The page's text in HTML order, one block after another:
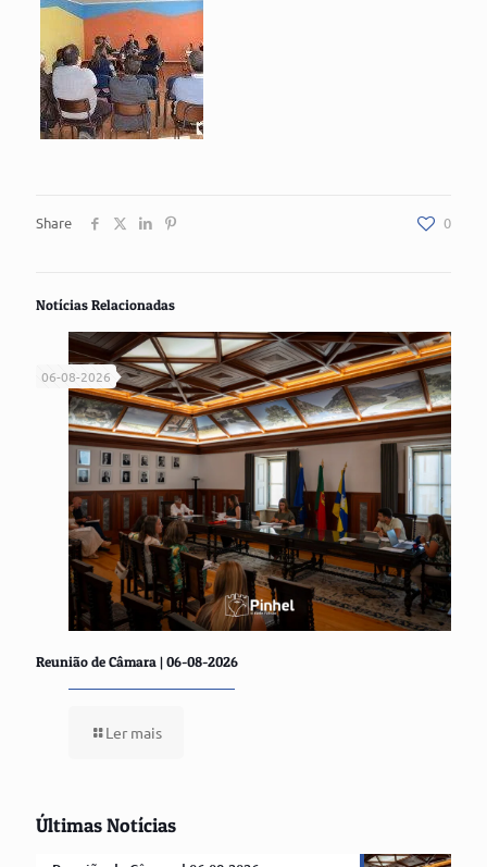
Share 0
Notícias Relacionadas
06-08-2026
Reunião de Câmara | 06-08-2026
Ler mais
Últimas Notícias